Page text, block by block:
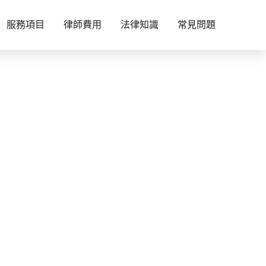
服務項目 律師費用 法律知識 常見問題